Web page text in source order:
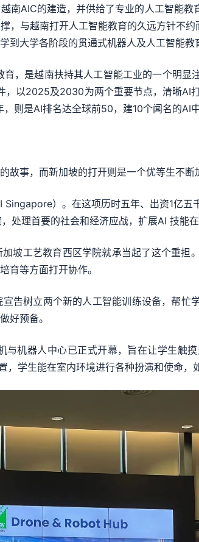
南AIC的建造，并供给了专业的人工智能教
与越南打开人工智能教育的久远方针不约
到大学各阶段的贯通式机器人及人工智能教
，是越南扶持其人工智能工业的一个明显
以2025及2030为两个重要节点，清晰AI
则是AI排名达全球前50，建10个闻名的AI中
事，而新加坡的打开则是一个优等生不断
）。在这项历时五年、出资1亿五
处理首要的社会和经济应战，扩展AI 技能在
坡工艺教育西区学院就承当起了这个重担
育等方面打开协作。
告树立两个新的人工智能训练设备，帮忙
好预备。
机器人中心已正式开幕，旨在让学生触
学生能在室内环境进行各种扮演和使命，